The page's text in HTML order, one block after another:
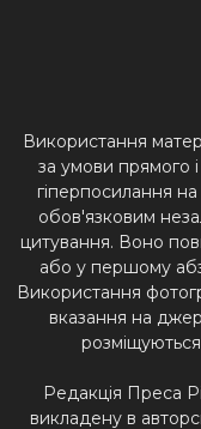
Використання
за умови прямого
гіперпосилання
обов'язковим
цитування. Воно
або у першому
Використання
вказання на
Редакція Преса
викладену в